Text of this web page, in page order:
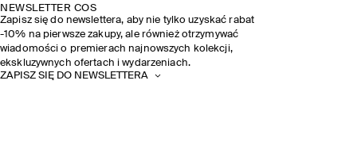
NEWSLETTER COS
Zapisz się do newslettera, aby nie tylko uzyskać rabat
-10% na pierwsze zakupy, ale również otrzymywać
wiadomości o premierach najnowszych kolekcji,
ekskluzywnych ofertach i wydarzeniach.
ZAPISZ SIĘ DO NEWSLETTERA